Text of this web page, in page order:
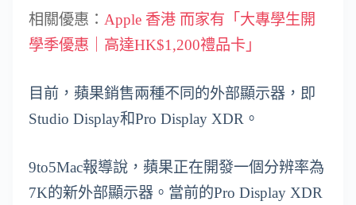
相關優惠： Apple 香港 而家有「大專學生開
學季優惠｜高達HK$1,200禮品卡」
目前，蘋果銷售兩種不同的外部顯示器，即
Studio Display和Pro Display XDR。
9to5Mac報導說，蘋果正在開發一個分辨率為
7K的新外部顯示器。當前的Pro Display XDR